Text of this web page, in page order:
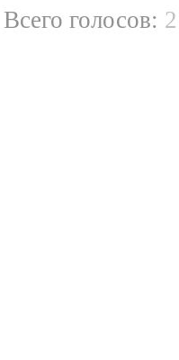
Всего голосов: